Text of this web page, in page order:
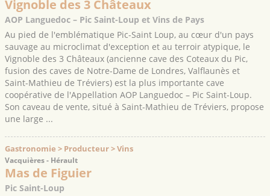
Vignoble des 3 Châteaux
AOP Languedoc – Pic Saint-Loup et Vins de Pays
Au pied de l'emblématique Pic-Saint Loup, au cœur d'un pays
sauvage au microclimat d'exception et au terroir atypique, le
Vignoble des 3 Châteaux (ancienne cave des Coteaux du Pic,
fusion des caves de Notre-Dame de Londres, Valflaunès et
Saint-Mathieu de Tréviers) est la plus importante cave
coopérative de l'Appellation AOP Languedoc – Pic Saint-Loup.
Son caveau de vente, situé à Saint-Mathieu de Tréviers, propose
une large ...
Gastronomie > Producteur > Vins
Vacquières - Hérault
Mas de Figuier
Pic Saint-Loup